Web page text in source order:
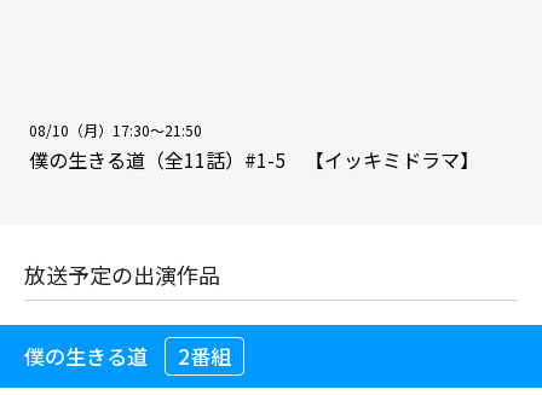
08/10（月）17:30～21:50
僕の生きる道（全11話）#1-5 【イッキミドラマ】
放送予定の出演作品
僕の生きる道 2番組